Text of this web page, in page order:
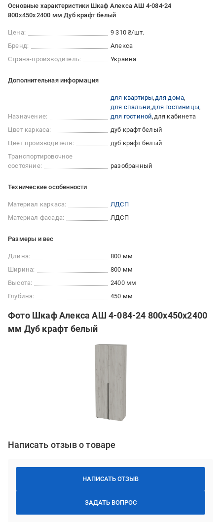
Основные характеристики Шкаф Алекса АШ 4-084-24
800х450х2400 мм Дуб крафт белый
Цена:
9 310 ₴/шт.
Бренд:
Алекса
Страна-производитель:
Украина
Дополнительная информация
Назначение:
для квартиры для дома
для спальни для гостиницы
для гостиной для кабинета
Цвет каркаса:
дуб крафт белый
Цвет производителя:
дуб крафт белый
Транспортировочное
состояние:
разобранный
Технические особенности
Материал каркаса:
ЛДСП
Материал фасада:
ЛДСП
Размеры и вес
Длина:
800 мм
Ширина:
800 мм
Высота:
2400 мм
Глубина:
450 мм
Фото Шкаф Алекса АШ 4-084-24 800х450х2400
мм Дуб крафт белый
Написать отзыв о товаре
НАПИСАТЬ ОТЗЫВ
ЗАДАТЬ ВОПРОС